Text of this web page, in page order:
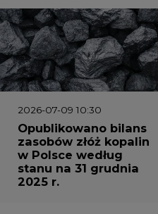
2026-07-09 10:30
Opublikowano bilans
zasobów złóż kopalin
w Polsce według
stanu na 31 grudnia
2025 r.